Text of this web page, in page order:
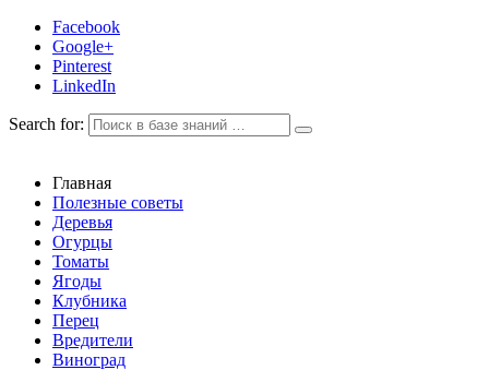
Facebook
Google+
Pinterest
LinkedIn
Search for:
Главная
Полезные советы
Деревья
Огурцы
Томаты
Ягоды
Клубника
Перец
Вредители
Виноград